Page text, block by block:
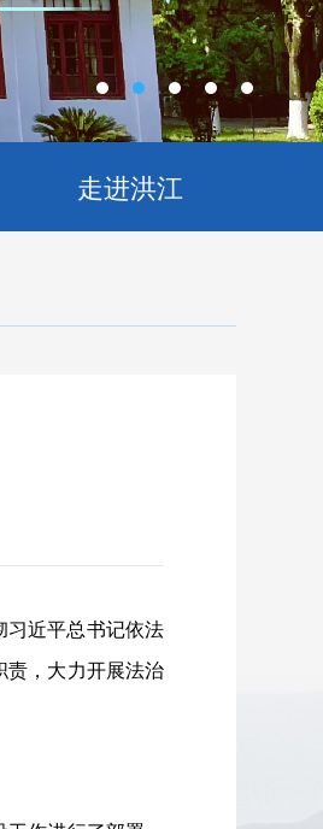
走进洪江
习近平总书记依法
责，大力开展法治